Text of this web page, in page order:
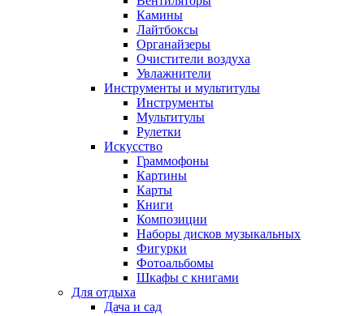
Камины
Лайтбоксы
Органайзеры
Очистители воздуха
Увлажнители
Инструменты и мультитулы
Инструменты
Мультитулы
Рулетки
Искусство
Граммофоны
Картины
Карты
Книги
Композиции
Наборы дисков музыкальных
Фигурки
Фотоальбомы
Шкафы с книгами
Для отдыха
Дача и сад